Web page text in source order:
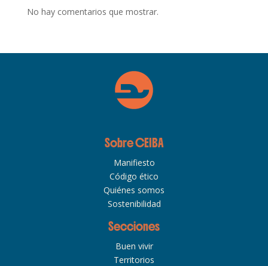
No hay comentarios que mostrar.
Sobre CEIBA
Manifiesto
Código ético
Quiénes somos
Sostenibilidad
Secciones
Buen vivir
Territorios